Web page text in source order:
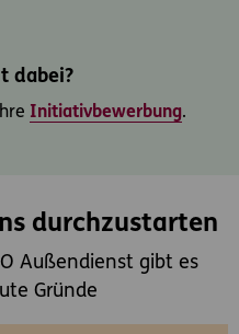
dabei?
Initiativbewerbung.
durchzustarten
Außendienst gibt es
Gründe